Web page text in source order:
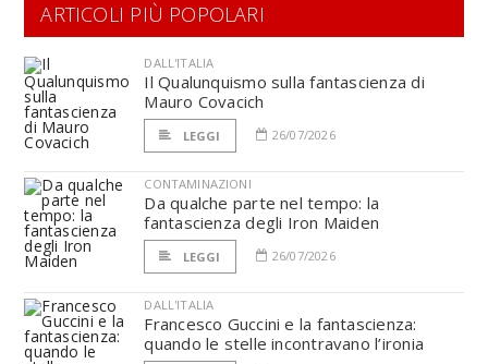
ARTICOLI PIÙ POPOLARI
DALL'ITALIA
Il Qualunquismo sulla fantascienza di
Mauro Covacich
LEGGI 26/07/2026
CONTAMINAZIONI
Da qualche parte nel tempo: la
fantascienza degli Iron Maiden
LEGGI 26/07/2026
DALL'ITALIA
Francesco Guccini e la fantascienza:
quando le stelle incontravano l’ironia